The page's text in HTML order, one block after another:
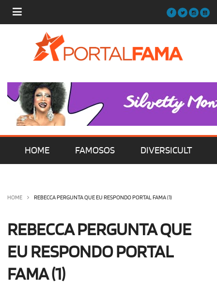
HOME FAMOSOS DIVERSICULT
OLHA ISSO! EU QUERO!
HOME REBECCA PERGUNTA QUE EU RESPONDO PORTAL FAMA (1)
REBECCA PERGUNTA QUE
EU RESPONDO PORTAL
FAMA (1)